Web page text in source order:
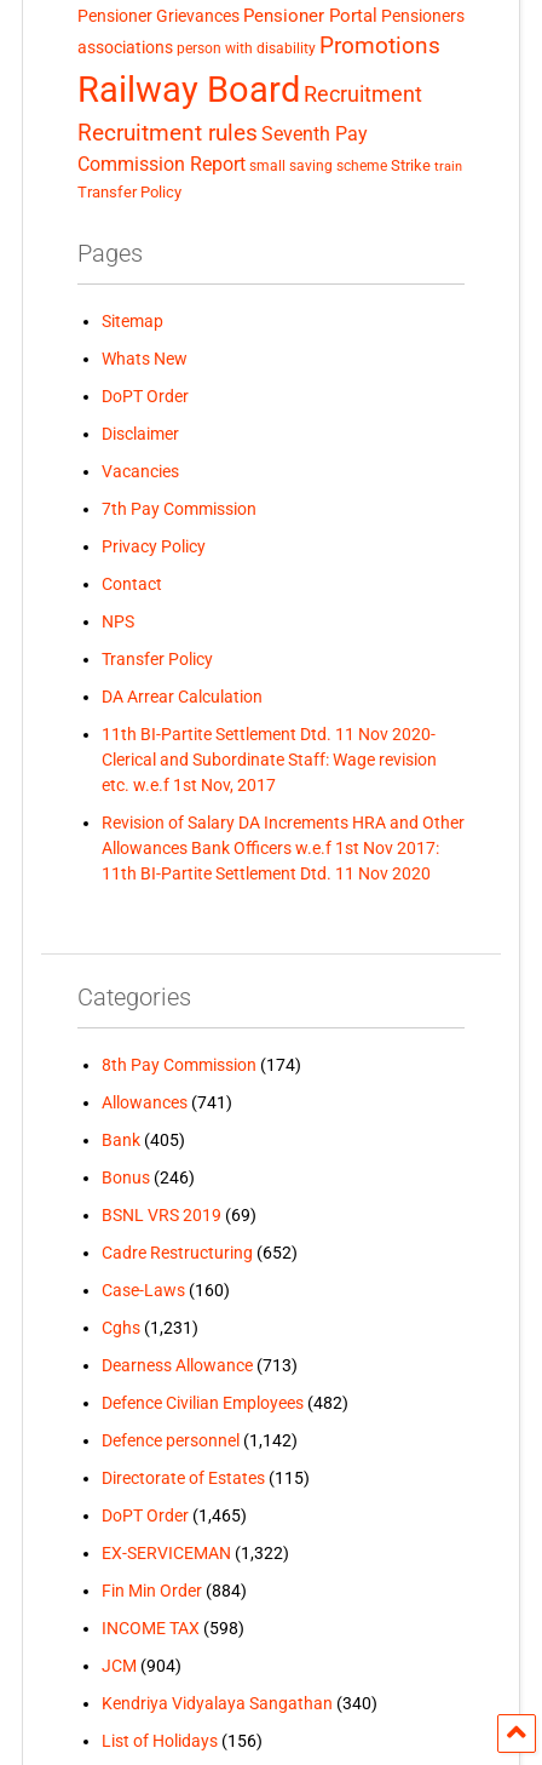
Pensioner Grievances Pensioner Portal Pensioners
associations person with disability Promotions
Railway Board Recruitment
Recruitment rules Seventh Pay
Commission Report small saving scheme Strike train
Transfer Policy
Pages
Sitemap
Whats New
DoPT Order
Disclaimer
Vacancies
7th Pay Commission
Privacy Policy
Contact
NPS
Transfer Policy
DA Arrear Calculation
11th BI-Partite Settlement Dtd. 11 Nov 2020-
Clerical and Subordinate Staff: Wage revision
etc. w.e.f 1st Nov, 2017
Revision of Salary DA Increments HRA and Other
Allowances Bank Officers w.e.f 1st Nov 2017:
11th BI-Partite Settlement Dtd. 11 Nov 2020
Categories
8th Pay Commission (174)
Allowances(741)
Bank(405)
Bonus(246)
BSNL VRS 2019 (69)
Cadre Restructuring (652)
Case-Laws(160)
Cghs(1,231)
Dearness Allowance(713)
Defence Civilian Employees(482)
Defence personnel (1,142)
Directorate of Estates(115)
DoPT Order(1,465)
EX-SERVICEMAN (1,322)
Fin Min Order(884)
INCOME TAX (598)
JCM (904)
Kendriya Vidyalaya Sangathan (340)
List of Holidays(156)